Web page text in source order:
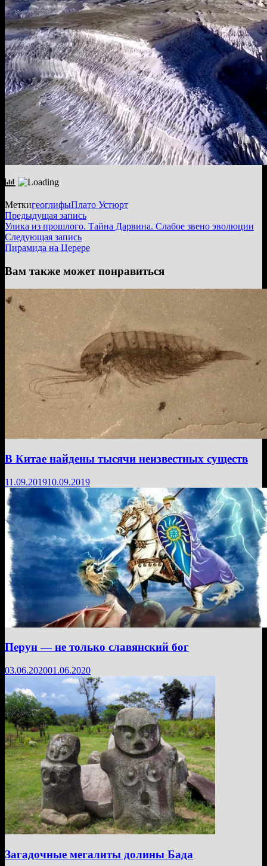
МеткигеоглифыПлато Устюрт
Навигация
по
записям
Предыдущая записьПредыдущая
запись:
Улика из прошлого. Тайна Дарвина. Слабое звено эволюции
Следующая записьСледующая
запись:
Пирамида на Церере
Вам также может понравиться
В Китае найдены тысячи неизвестных существ
11.09.201910.09.2019
Перун — не только славянский бог
03.06.202001.06.2020
Загадочные мегалиты долины Бада